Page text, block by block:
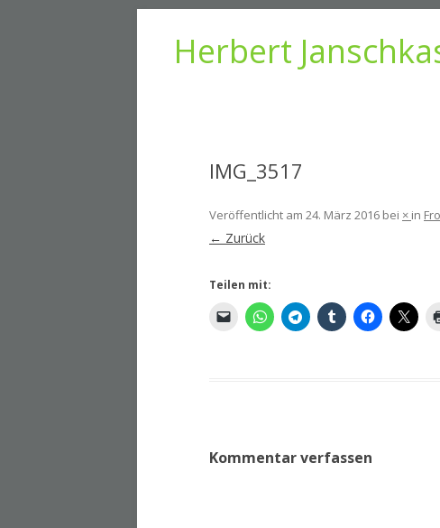
Herbert
IMG_3517
Veröffentlicht am 24. März 2016 bei × in
← Zurück
Teilen mit:
Kommentar verfassen